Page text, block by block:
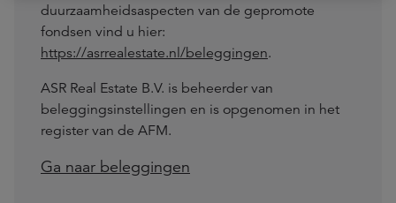
duurzaamheidsaspecten van de gepromote
fondsen vind u hier:
https://asrrealestate.nl/beleggingen.
ASR Real Estate B.V. is beheerder van
beleggingsinstellingen en is opgenomen in het
register van de AFM.
Ga naar beleggingen